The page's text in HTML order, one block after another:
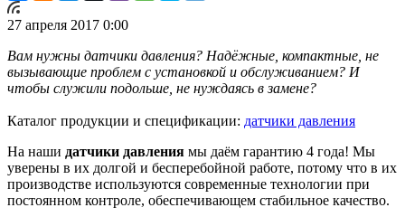
27 апреля 2017 0:00
Вам нужны датчики давления? Надёжные, компактные, не
вызывающие проблем с установкой и обслуживанием? И
чтобы служили подольше, не нуждаясь в замене?
Каталог продукции и спецификации: датчики давления
На наши датчики давления мы даём гарантию 4 года! Мы
уверены в их долгой и бесперебойной работе, потому что в их
производстве используются современные технологии при
постоянном контроле, обеспечивающем стабильное качество.